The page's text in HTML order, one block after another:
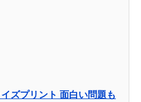
ズプリント 面白い問題も